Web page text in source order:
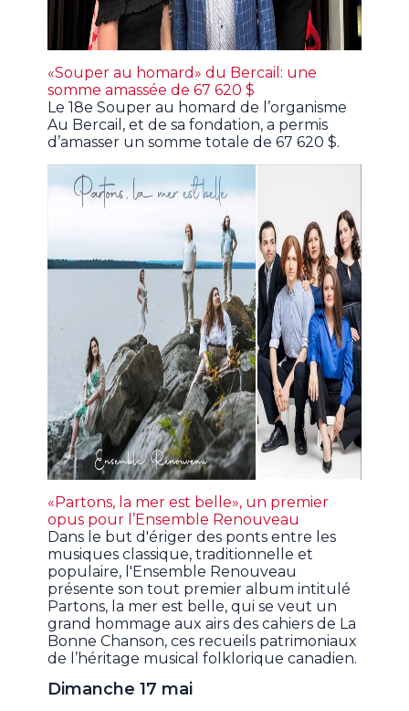
«Souper au homard» du Bercail: une
somme amassée de 67 620 $
Le 18e Souper au homard de l’organisme
Au Bercail, et de sa fondation, a permis
d’amasser un somme totale de 67 620 $.
«Partons, la mer est belle», un premier
opus pour l’Ensemble Renouveau
Dans le but d'ériger des ponts entre les
musiques classique, traditionnelle et
populaire, l'Ensemble Renouveau
présente son tout premier album intitulé
Partons, la mer est belle, qui se veut un
grand hommage aux airs des cahiers de La
Bonne Chanson, ces recueils patrimoniaux
de l’héritage musical folklorique canadien.
Dimanche 17 mai